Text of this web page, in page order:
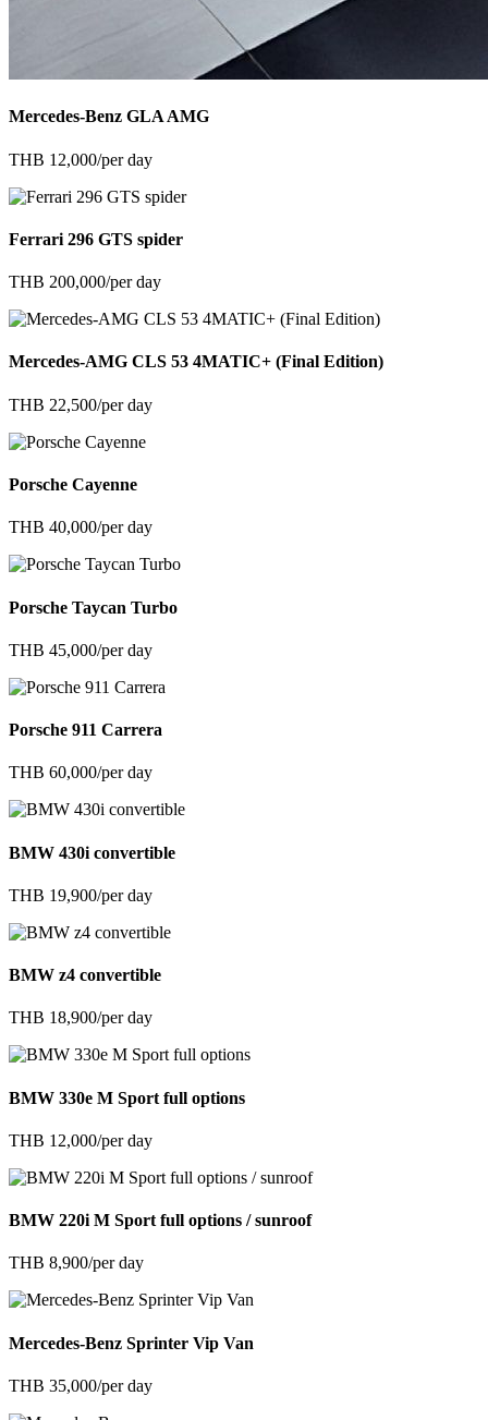
Mercedes-Benz GLA AMG
THB 12,000/per day
Ferrari 296 GTS spider
THB 200,000/per day
Mercedes-AMG CLS 53 4MATIC+ (Final Edition)
THB 22,500/per day
Porsche Cayenne
THB 40,000/per day
Porsche Taycan Turbo
THB 45,000/per day
Porsche 911 Carrera
THB 60,000/per day
BMW 430i convertible
THB 19,900/per day
BMW z4 convertible
THB 18,900/per day
BMW 330e M Sport full options
THB 12,000/per day
BMW 220i M Sport full options / sunroof
THB 8,900/per day
Mercedes-Benz Sprinter Vip Van
THB 35,000/per day